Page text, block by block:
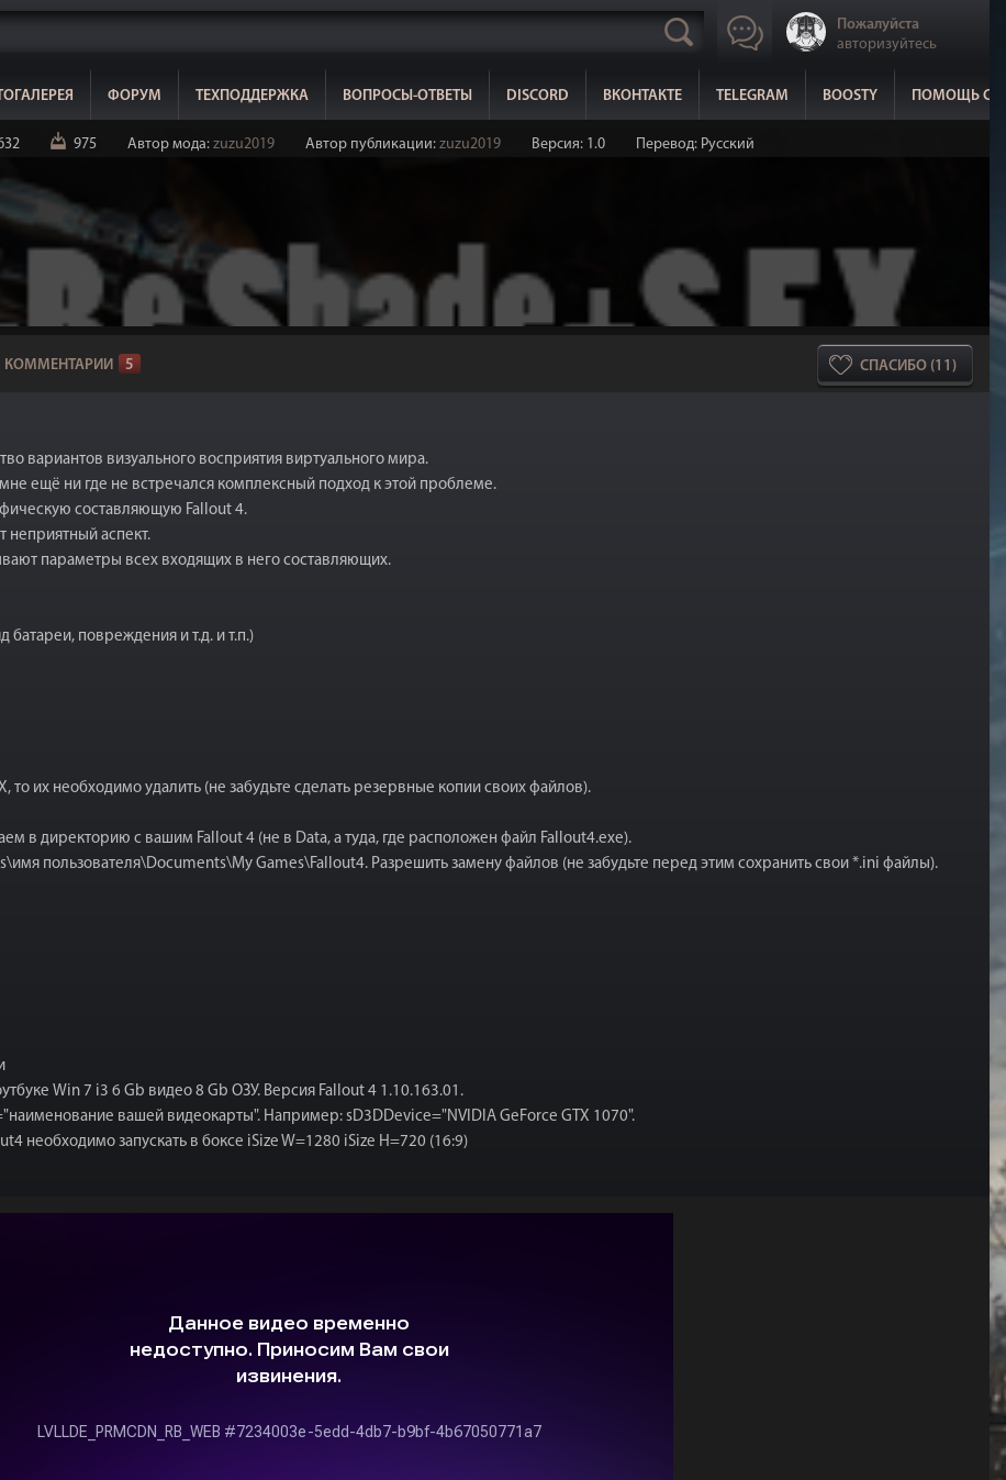
Пожалуйста
авторизуйтесь
ФОРУМ ТЕХПОДДЕРЖКА ВОПРОСЫ-ОТВЕТЫ DISCORD ВКОНТАКТЕ TELEGRAM BOOSTY ПОМОЩЬ
975 Автор мода: zuzu2019 Автор публикации: zuzu2019 Версия: 1.0 Перевод: Русский
СПАСИБО (11)
КОММЕНТАРИИ 5
вариантов визуального восприятия виртуального мира.
ещё ни где не встречался комплексный подход к этой проблеме.
составляющую Fallout 4.
неприятный аспект.
параметры всех входящих в него составляющих.
батареи, повреждения и т.д. и т.п.)
то их необходимо удалить (не забудьте сделать резервные копии своих файлов).
в директорию с вашим Fallout 4 (не в Data, а туда, где расположен файл Fallout4.exe).
пользователя\Documents\My Games\Fallout4. Разрешить замену файлов (не забудьте перед этим сохранить свои *.ini файлы).
Win 7 i3 6 Gb видео 8 Gb ОЗУ. Версия Fallout 4 1.10.163.01.
вашей видеокарты". Например: sD3DDevice="NVIDIA GeForce GTX 1070".
необходимо запускать в боксе iSize W=1280 iSize H=720 (16:9)